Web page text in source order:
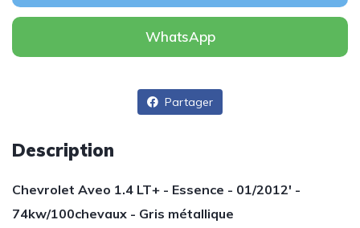
WhatsApp
Partager
Description
Chevrolet Aveo 1.4 LT+ - Essence - 01/2012' -
74kw/100chevaux - Gris métallique